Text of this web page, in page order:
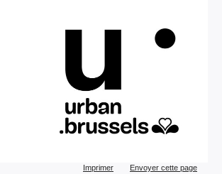
Imprimer Envoyer cette page